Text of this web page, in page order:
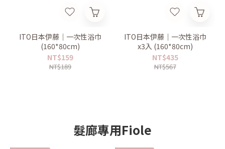
ITO日本伊藤｜一次性浴巾
(160*80cm)
NT$159
NT$189
ITO日本伊藤｜一次性浴巾
x3入 (160*80cm)
NT$435
NT$567
髮廊專用Fiole